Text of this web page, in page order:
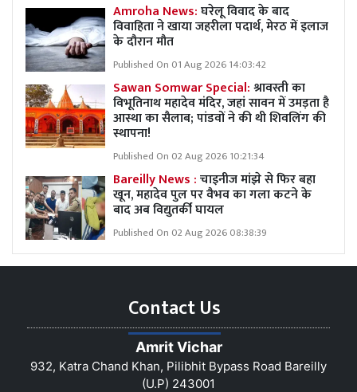
Amroha News:घरेलू विवाद के बाद
विवाहिता ने खाया जहरीला पदार्थ, मेरठ में इलाज
के दौरान मौत
Published On 01 Aug 2026 14:03:42
Sawan Somwar Special:श्रावस्ती का
विभूतिनाथ महादेव मंदिर, जहां सावन में उमड़ता है
आस्था का सैलाब; पांडवों ने की थी शिवलिंग की
स्थापना!
Published On 02 Aug 2026 10:21:34
Bareilly News :चाइनीज मांझे से फिर बहा
खून, महादेव पुल पर वैभव का गला कटने के
बाद अब विद्युतर्की घायल
Published On 02 Aug 2026 08:38:39
Contact Us
Amrit Vichar
932, Katra Chand Khan, Pilibhit Bypass Road Bareilly
(U.P) 243001